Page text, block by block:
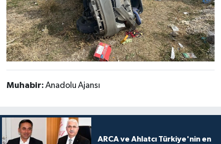
Muhabir: Anadolu Ajansı
ARCA ve Ahlatcı Türkiye'nin en